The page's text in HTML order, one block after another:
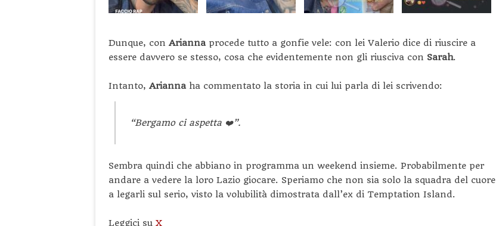
Dunque, con Ariannaprocede tutto a gonfie vele: con lei Valerio dice di riuscire a
essere davvero se stesso, cosa che evidentemente non gli riusciva con Sarah.
Intanto, Ariannaha commentato la storia in cui lui parla di lei scrivendo:
“Bergamo ci aspetta ❤️”.
Sembra quindi che abbiano in programma un weekend insieme. Probabilmente per
andare a vedere la loro Lazio giocare. Speriamo che non sia solo la squadra del cuore
a legarli sul serio, visto la volubilità dimostrata dall’ex di Temptation Island.
Leggici su X